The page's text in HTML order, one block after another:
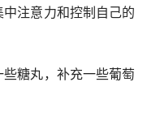
注意力和控制自己的
糖丸，补充一些葡萄